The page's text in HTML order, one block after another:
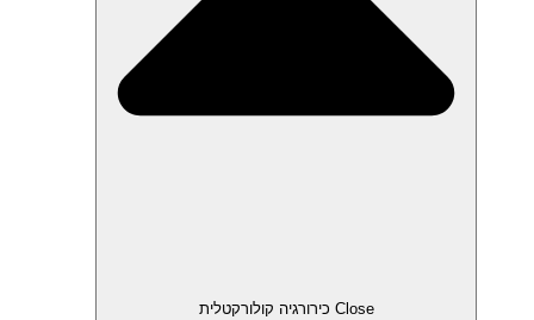
Close כירורגיה קולורקטלית